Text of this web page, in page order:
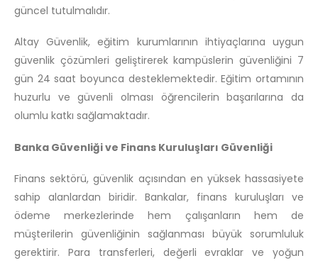
güncel tutulmalıdır.
Altay Güvenlik, eğitim kurumlarının ihtiyaçlarına uygun
güvenlik çözümleri geliştirerek kampüslerin güvenliğini 7
gün 24 saat boyunca desteklemektedir. Eğitim ortamının
huzurlu ve güvenli olması öğrencilerin başarılarına da
olumlu katkı sağlamaktadır.
Banka Güvenliği ve Finans Kuruluşları Güvenliği
Finans sektörü, güvenlik açısından en yüksek hassasiyete
sahip alanlardan biridir. Bankalar, finans kuruluşları ve
ödeme merkezlerinde hem çalışanların hem de
müşterilerin güvenliğinin sağlanması büyük sorumluluk
gerektirir. Para transferleri, değerli evraklar ve yoğun